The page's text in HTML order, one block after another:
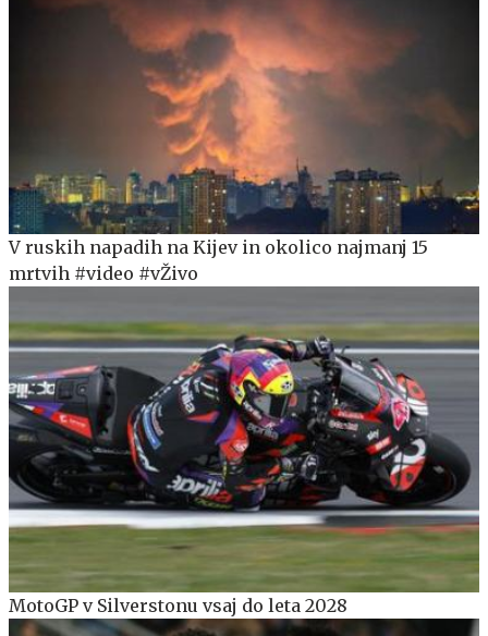
V ruskih napadih na Kijev in okolico najmanj 15
mrtvih #video #vŽivo
MotoGP v Silverstonu vsaj do leta 2028